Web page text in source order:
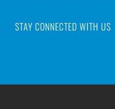
STAY CONNECTED WITH US